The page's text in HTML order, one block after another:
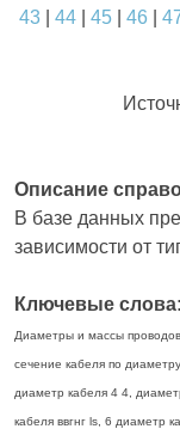
43 44 45 46
Описание
В базе данных
зависимости от
Ключевые слова:
Диаметры и массы
сечение кабеля по
диаметр кабеля 4 4,
кабеля ввгнг ls, 6 диаметр